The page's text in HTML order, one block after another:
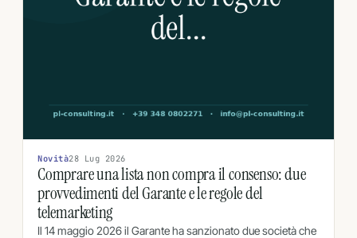
Novità28 Lug 2026
Comprare una lista non compra il consenso: due
provvedimenti del Garante e le regole del
telemarketing
Il 14 maggio 2026 il Garante ha sanzionato due società che